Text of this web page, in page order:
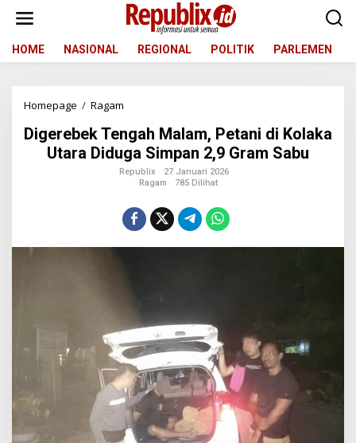
t
HOME NASIONAL REGIONAL POLITIK PARLEMEN
Homepage / Ragam
g
e
r
e
e
T
e
a
l
a
m
,
P
e
t
Digerebek Tengah Malam, Petani di Kolaka
Utara Diduga Simpan 2,9 Gram Sabu
Republix
27 Januari 2026
Ragam
785 Dilihat